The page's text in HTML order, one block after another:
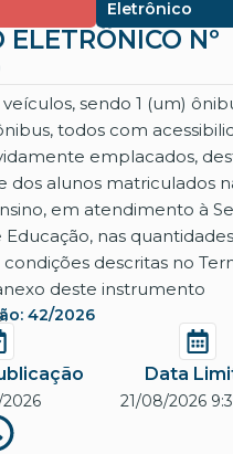
Eletrônico
ELETRÔNICO Nº
sendo 1 (um)
todos com
emplacados,
dos alunos matriculados
em atendimento à
nas
descritas no
deste instrumento
42/2026
Data
21/08/2026